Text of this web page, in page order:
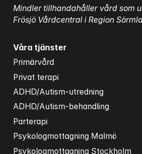
Mindler tillhandahåller vård som
Frösjö Vårdcentral i Region
Våra tjänster
Primärvård
Privat terapi
ADHD/Autism-utredning
ADHD/Autism-behandling
Parterapi
Psykologmottagning Malmö
Psykologmottagning Stockholm